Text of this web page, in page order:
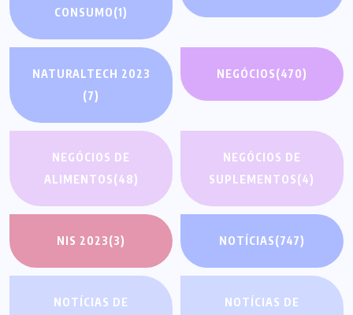
CONSUMO(1)
NATURALTECH 2023
(7)
NEGÓCIOS(470)
NEGÓCIOS DE
ALIMENTOS(48)
NEGÓCIOS DE
SUPLEMENTOS(4)
NIS 2023(3) NOTÍCIAS(747)
NOTÍCIAS DE
NOTÍCIAS DE